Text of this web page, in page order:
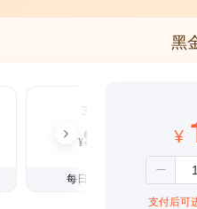
黑
3个月
¥99
每日仅1.08元
¥
支付后可